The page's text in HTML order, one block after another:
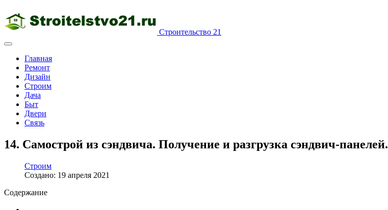
Строительство 21
Главная
Ремонт
Дизайн
Строим
Дача
Быт
Двери
Связь
14. Самострой из сэндвича. Получение и разгрузка сэндвич-панелей.
Строим
Создано: 19 апреля 2021
Содержание